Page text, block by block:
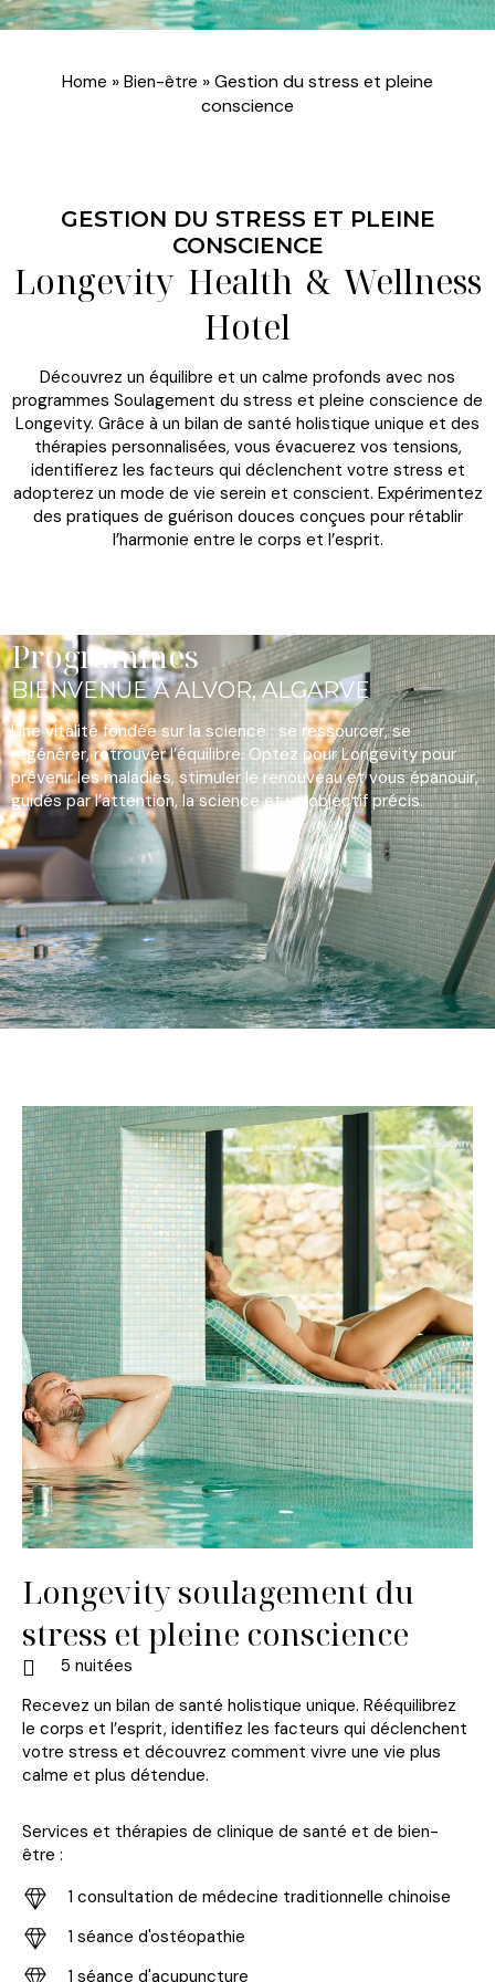
Home » Bien-être »Gestion du stress et pleine
conscience
GESTION DU STRESS ET PLEINE
CONSCIENCE
Longevity Health & Wellness
Hotel
Découvrez un équilibre et un calme profonds avec nos
programmes Soulagement du stress et pleine conscience de
Longevity. Grâce à un bilan de santé holistique unique et des
thérapies personnalisées, vous évacuerez vos tensions,
identifierez les facteurs qui déclenchent votre stress et
adopterez un mode de vie serein et conscient. Expérimentez
des pratiques de guérison douces conçues pour rétablir
l’harmonie entre le corps et l’esprit.
Programmes
BIENVENUE À ALVOR, ALGARVE
Une vitalité fondée sur la science : se ressourcer, se
régénérer, retrouver l’équilibre. Optez pour Longevity pour
prévenir les maladies, stimuler le renouveau et vous épanouir,
guidés par l’attention, la science et un objectif précis.
Longevity soulagement du
stress et pleine conscience
5 nuitées
Recevez un bilan de santé holistique unique. Rééquilibrez
le corps et l’esprit, identifiez les facteurs qui déclenchent
votre stress et découvrez comment vivre une vie plus
calme et plus détendue.
Services et thérapies de clinique de santé et de bien-
être :
1 consultation de médecine traditionnelle chinoise
1 séance d'ostéopathie
1 séance d'acupuncture